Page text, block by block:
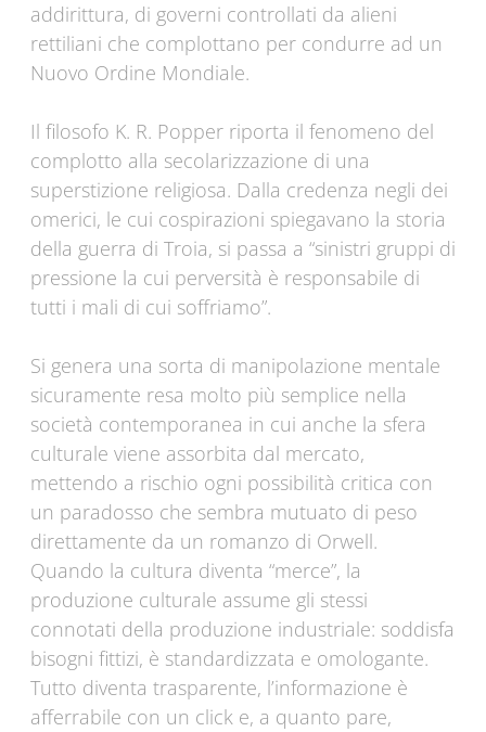
addirittura, di governi controllati da alieni
rettiliani che complottano per condurre ad un
Nuovo Ordine Mondiale.
Il filosofo K. R. Popper riporta il fenomeno del
complotto alla secolarizzazione di una
superstizione religiosa. Dalla credenza negli dei
omerici, le cui cospirazioni spiegavano la storia
della guerra di Troia, si passa a “sinistri gruppi di
pressione la cui perversità è responsabile di
tutti i mali di cui soffriamo”.
Si genera una sorta di manipolazione mentale
sicuramente resa molto più semplice nella
società contemporanea in cui anche la sfera
culturale viene assorbita dal mercato,
mettendo a rischio ogni possibilità critica con
un paradosso che sembra mutuato di peso
direttamente da un romanzo di Orwell.
Quando la cultura diventa “merce”, la
produzione culturale assume gli stessi
connotati della produzione industriale: soddisfa
bisogni fittizi, è standardizzata e omologante.
Tutto diventa trasparente, l’informazione è
afferrabile con un click e, a quanto pare,